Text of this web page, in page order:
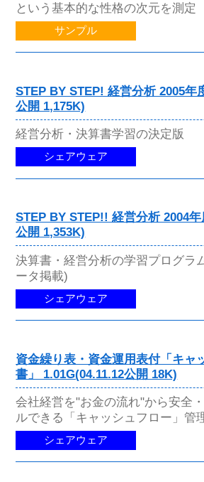
という基本的な性格の次元を測定
サンプル
STEP BY STEP! 経営分析 2005年
公開 1,175K)
経営分析・決算書学習の決定版
シェアウェア
STEP BY STEP!! 経営分析 2004
公開 1,353K)
決算書・経営分析の学習プログラ
ータ掲載)
シェアウェア
資金繰り表・資金運用表付「キャ
書」 1.01G(04.11.12公開 18K)
会社経営を"お金の流れ"から安全
ルできる「キャッシュフロー」管
シェアウェア